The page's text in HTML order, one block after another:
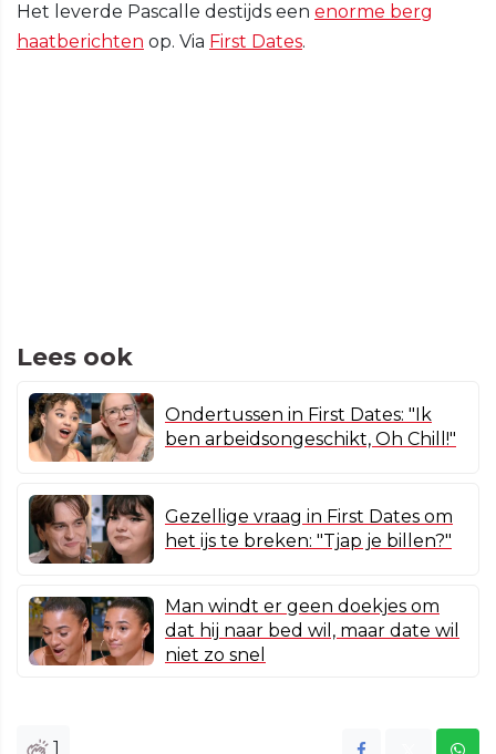
Het leverde Pascalle destijds een enorme berg
haatberichten op. Via First Dates.
Lees ook
Ondertussen in First Dates: "Ik
ben arbeidsongeschikt, Oh Chill!"
Gezellige vraag in First Dates om
het ijs te breken: "Tjap je billen?"
Man windt er geen doekjes om
dat hij naar bed wil, maar date wil
niet zo snel
1